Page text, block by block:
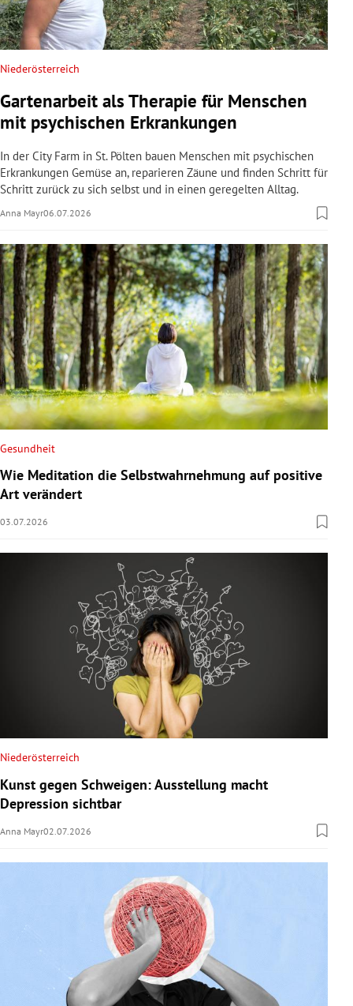
Niederösterreich
Gartenarbeit als Therapie für Menschen
mit psychischen Erkrankungen
In der City Farm in St. Pölten bauen Menschen mit psychischen
Erkrankungen Gemüse an, reparieren Zäune und finden Schritt für
Schritt zurück zu sich selbst und in einen geregelten Alltag.
Anna Mayr06.07.2026
Gesundheit
Wie Meditation die Selbstwahrnehmung auf positive
Art verändert
03.07.2026
Niederösterreich
Kunst gegen Schweigen: Ausstellung macht
Depression sichtbar
Anna Mayr02.07.2026